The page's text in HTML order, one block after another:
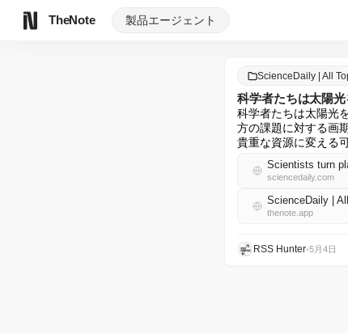
TheNote 製品エージェント
ScienceDaily | All
科学者たちは太陽
科学者たちは太陽光
方の課題に対する画
貴重な資源に変える
Scientists turn
sciencedaily.com
ScienceDaily |
thenote.app
RSS Hunter•5月4日